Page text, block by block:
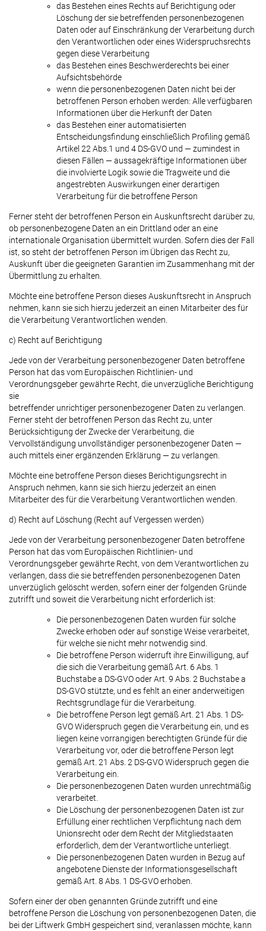
das Bestehen eines Rechts auf Berichtigung oder
Löschung der sie betreffenden personenbezogenen
Daten oder auf Einschränkung der Verarbeitung durch
den Verantwortlichen oder eines Widerspruchsrechts
gegen diese Verarbeitung
das Bestehen eines Beschwerderechts bei einer
Aufsichtsbehörde
wenn die personenbezogenen Daten nicht bei der
betroffenen Person erhoben werden: Alle verfügbaren
Informationen über die Herkunft der Daten
das Bestehen einer automatisierten
Entscheidungsfindung einschließlich Profiling gemäß
Artikel 22 Abs.1 und 4 DS-GVO und — zumindest in
diesen Fällen — aussagekräftige Informationen über
die involvierte Logik sowie die Tragweite und die
angestrebten Auswirkungen einer derartigen
Verarbeitung für die betroffene Person
Ferner steht der betroffenen Person ein Auskunftsrecht darüber zu,
ob personenbezogene Daten an ein Drittland oder an eine
internationale Organisation übermittelt wurden. Sofern dies der Fall
ist, so steht der betroffenen Person im Übrigen das Recht zu,
Auskunft über die geeigneten Garantien im Zusammenhang mit der
Übermittlung zu erhalten.
Möchte eine betroffene Person dieses Auskunftsrecht in Anspruch
nehmen, kann sie sich hierzu jederzeit an einen Mitarbeiter des für
die Verarbeitung Verantwortlichen wenden.
c) Recht auf Berichtigung
Jede von der Verarbeitung personenbezogener Daten betroffene
Person hat das vom Europäischen Richtlinien- und
Verordnungsgeber gewährte Recht, die unverzügliche Berichtigung
sie
betreffender unrichtiger personenbezogener Daten zu verlangen.
Ferner steht der betroffenen Person das Recht zu, unter
Berücksichtigung der Zwecke der Verarbeitung, die
Vervollständigung unvollständiger personenbezogener Daten —
auch mittels einer ergänzenden Erklärung — zu verlangen.
Möchte eine betroffene Person dieses Berichtigungsrecht in
Anspruch nehmen, kann sie sich hierzu jederzeit an einen
Mitarbeiter des für die Verarbeitung Verantwortlichen wenden.
d) Recht auf Löschung (Recht auf Vergessen werden)
Jede von der Verarbeitung personenbezogener Daten betroffene
Person hat das vom Europäischen Richtlinien- und
Verordnungsgeber gewährte Recht, von dem Verantwortlichen zu
verlangen, dass die sie betreffenden personenbezogenen Daten
unverzüglich gelöscht werden, sofern einer der folgenden Gründe
zutrifft und soweit die Verarbeitung nicht erforderlich ist:
Die personenbezogenen Daten wurden für solche
Zwecke erhoben oder auf sonstige Weise verarbeitet,
für welche sie nicht mehr notwendig sind.
Die betroffene Person widerruft ihre Einwilligung, auf
die sich die Verarbeitung gemäß Art. 6 Abs. 1
Buchstabe a DS-GVO oder Art. 9 Abs. 2 Buchstabe a
DS-GVO stützte, und es fehlt an einer anderweitigen
Rechtsgrundlage für die Verarbeitung.
Die betroffene Person legt gemäß Art. 21 Abs. 1 DS-
GVO Widerspruch gegen die Verarbeitung ein, und es
liegen keine vorrangigen berechtigten Gründe für die
Verarbeitung vor, oder die betroffene Person legt
gemäß Art. 21 Abs. 2 DS-GVO Widerspruch gegen die
Verarbeitung ein.
Die personenbezogenen Daten wurden unrechtmäßig
verarbeitet.
Die Löschung der personenbezogenen Daten ist zur
Erfüllung einer rechtlichen Verpflichtung nach dem
Unionsrecht oder dem Recht der Mitgliedstaaten
erforderlich, dem der Verantwortliche unterliegt.
Die personenbezogenen Daten wurden in Bezug auf
angebotene Dienste der Informationsgesellschaft
gemäß Art. 8 Abs. 1 DS-GVO erhoben.
Sofern einer der oben genannten Gründe zutrifft und eine
betroffene Person die Löschung von personenbezogenen Daten, die
bei der Liftwerk GmbH gespeichert sind, veranlassen möchte, kann